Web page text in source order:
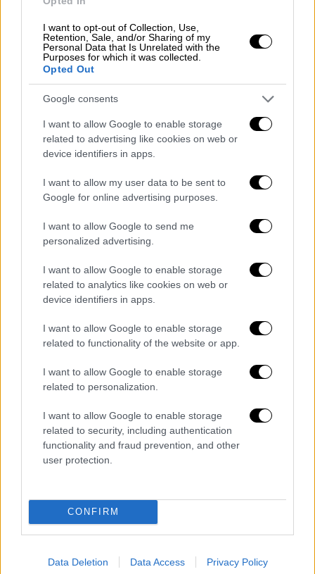
I want to opt-out of Collection, Use,
Retention, Sale, and/or Sharing of my
Personal Data that Is Unrelated with the
Purposes for which it was collected.
Opted Out
Google consents
I want to allow Google to enable storage
related to advertising like cookies on web or
device identifiers in apps.
I want to allow my user data to be sent to
Google for online advertising purposes.
I want to allow Google to send me
personalized advertising.
I want to allow Google to enable storage
related to analytics like cookies on web or
device identifiers in apps.
I want to allow Google to enable storage
related to functionality of the website or app.
I want to allow Google to enable storage
related to personalization.
I want to allow Google to enable storage
related to security, including authentication
functionality and fraud prevention, and other
user protection.
CONFIRM
Data Deletion Data Access Privacy Policy
Southern Spear conducted a lethal
kinetic strike on a vessel operated by
Designated Terrorist Organizations.
Intelligence confirmed the vessel
was transiting along known narco-
trafficking…
pic.twitter.com/YFLQNZufRx
— U.S. Southern Command
(@Southcom)May 9, 2026
Βομβαρδισμοί χωρίς καμία απόδειξη
σε δεκάδες προηγούμενους στον ανατολικό
Ειρηνικό ωκεανό και στην Καραϊβική,
ναρκωτικών» έφθασε τους τουλάχιστον 192
νεκρούς.
Η SOUTHCOM σημείωσε πως η αμερικανική
ακτοφυλακή ειδοποιήθηκε για να
«ενεργοποιήσει το σύστημα έρευνας και
διάσωσης», χωρίς να διευκρινίσει την τύχη
του επιζήσαντα.
ουδέποτε παρουσίασε αποδείξεις ότι τα
δεκάδες σκάφη που μπήκαν στο στόχαστρο
βομβαρδισμών ενέχονταν πράγματι σε
οποιαδήποτε παράνομη δραστηριότητα.